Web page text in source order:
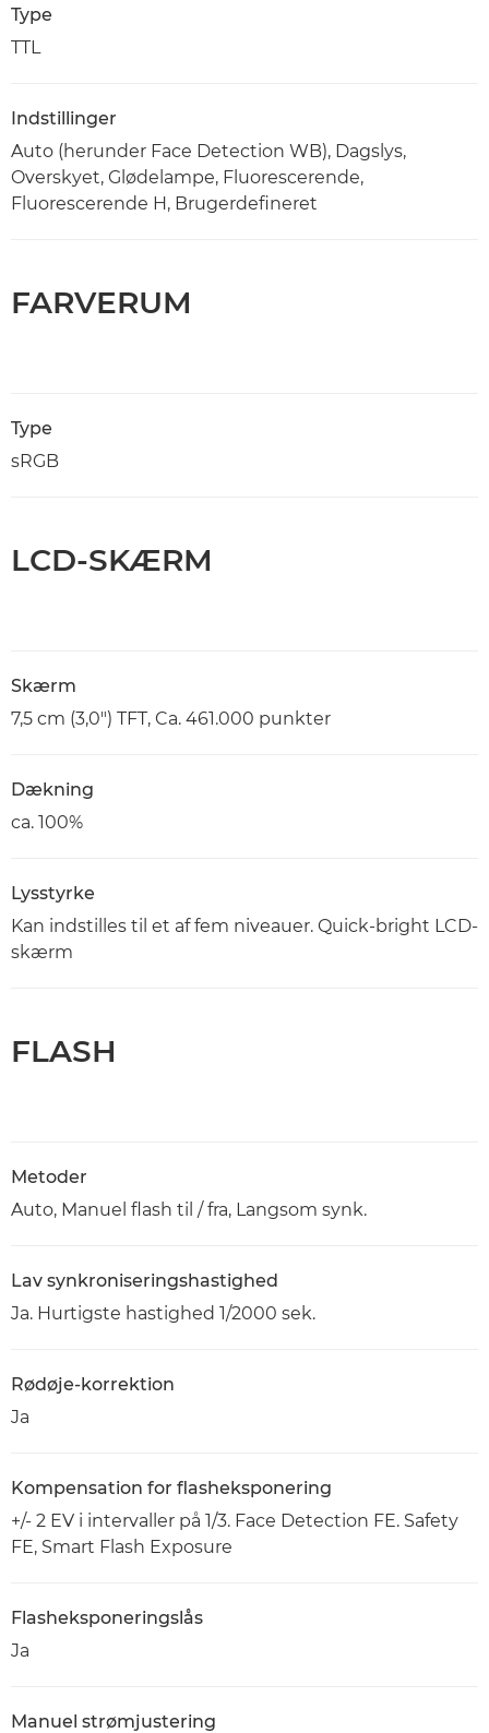
Type
TTL
Indstillinger
Auto (herunder Face Detection WB), Dagslys,
Overskyet, Glødelampe, Fluorescerende,
Fluorescerende H, Brugerdefineret
FARVERUM
Type
sRGB
LCD-SKÆRM
Skærm
7,5 cm (3,0") TFT, Ca. 461.000 punkter
Dækning
ca. 100%
Lysstyrke
Kan indstilles til et af fem niveauer. Quick-bright LCD-
skærm
FLASH
Metoder
Auto, Manuel flash til / fra, Langsom synk.
Lav synkroniseringshastighed
Ja. Hurtigste hastighed 1/2000 sek.
Rødøje-korrektion
Ja
Kompensation for flasheksponering
+/- 2 EV i intervaller på 1/3. Face Detection FE. Safety
FE, Smart Flash Exposure
Flasheksponeringslås
Ja
Manuel strømjustering